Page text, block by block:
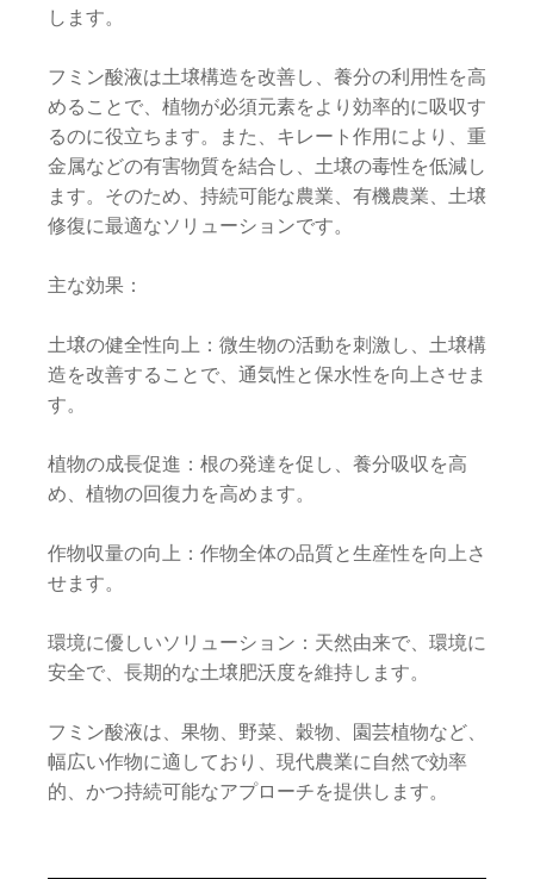
します。
フミン酸液は土壌構造を改善し、養分の利用性を高
めることで、植物が必須元素をより効率的に吸収す
るのに役立ちます。また、キレート作用により、重
金属などの有害物質を結合し、土壌の毒性を低減し
ます。そのため、持続可能な農業、有機農業、土壌
修復に最適なソリューションです。
主な効果：
土壌の健全性向上：微生物の活動を刺激し、土壌構
造を改善することで、通気性と保水性を向上させま
す。
植物の成長促進：根の発達を促し、養分吸収を高
め、植物の回復力を高めます。
作物収量の向上：作物全体の品質と生産性を向上さ
せます。
環境に優しいソリューション：天然由来で、環境に
安全で、長期的な土壌肥沃度を維持します。
フミン酸液は、果物、野菜、穀物、園芸植物など、
幅広い作物に適しており、現代農業に自然で効率
的、かつ持続可能なアプローチを提供します。